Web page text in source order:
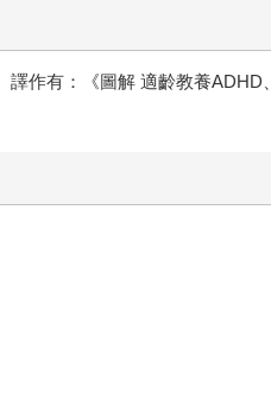
作有：《圖解 適齡教養ADHD